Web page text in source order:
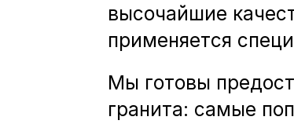
высочайшие
применяется
Мы готовы
гранита: самые